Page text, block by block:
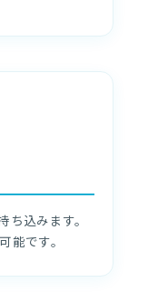
込みます。
能です。